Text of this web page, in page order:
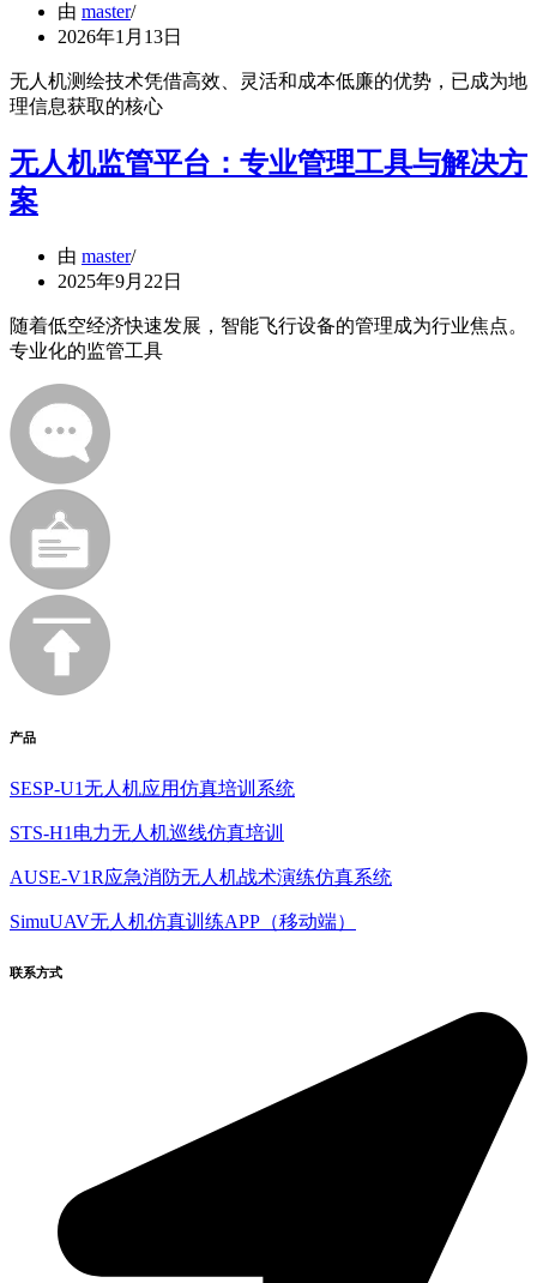
由 master
2026年1月13日
无人机测绘技术凭借高效、灵活和成本低廉的优势，已成为地
理信息获取的核心
无人机监管平台：专业管理工具与解决方
案
由 master
2025年9月22日
随着低空经济快速发展，智能飞行设备的管理成为行业焦点。
专业化的监管工具
产品
SESP-U1无人机应用仿真培训系统
STS-H1电力无人机巡线仿真培训
AUSE-V1R应急消防无人机战术演练仿真系统
SimuUAV无人机仿真训练APP（移动端）
联系方式